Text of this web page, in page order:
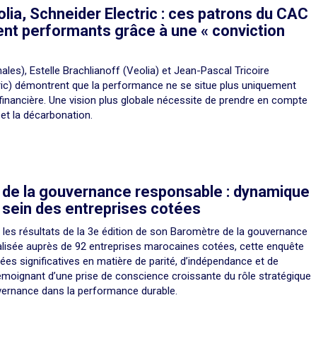
Schneider Electric : ces patrons du CAC
performants grâce à une « conviction
Estelle Brachlianoff (Veolia) et Jean-Pascal Tricoire
démontrent que la performance ne se situe plus uniquement
Une vision plus globale nécessite de prendre en compte
la décarbonation.
la gouvernance responsable : dynamique
des entreprises cotées
les résultats de la 3e édition de son Baromètre de la gouvernance
auprès de 92 entreprises marocaines cotées, cette enquête
significatives en matière de parité, d’indépendance et de
d’une prise de conscience croissante du rôle stratégique
dans la performance durable.